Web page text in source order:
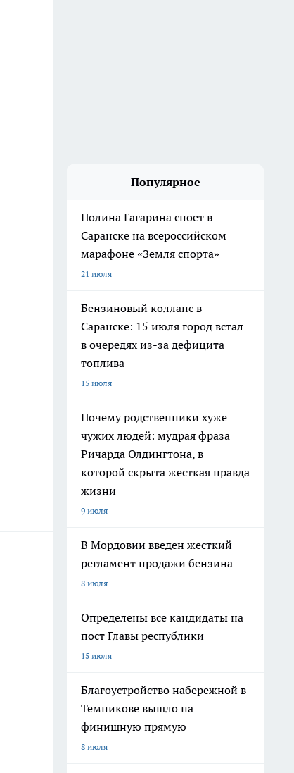
Популярное
Полина Гагарина споет в
Саранске на всероссийском
марафоне «Земля спорта»
21 июля
Бензиновый коллапс в
Саранске: 15 июля город встал
в очередях из-за дефицита
топлива
15 июля
Почему родственники хуже
чужих людей: мудрая фраза
Ричарда Олдингтона, в
которой скрыта жесткая правда
жизни
9 июля
В Мордовии введен жесткий
регламент продажи бензина
8 июля
Определены все кандидаты на
пост Главы республики
15 июля
Благоустройство набережной в
Темникове вышло на
финишную прямую
8 июля